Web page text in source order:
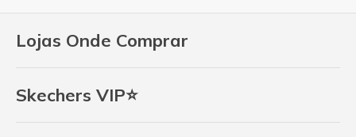
Lojas Onde Comprar
Skechers VIP⭐